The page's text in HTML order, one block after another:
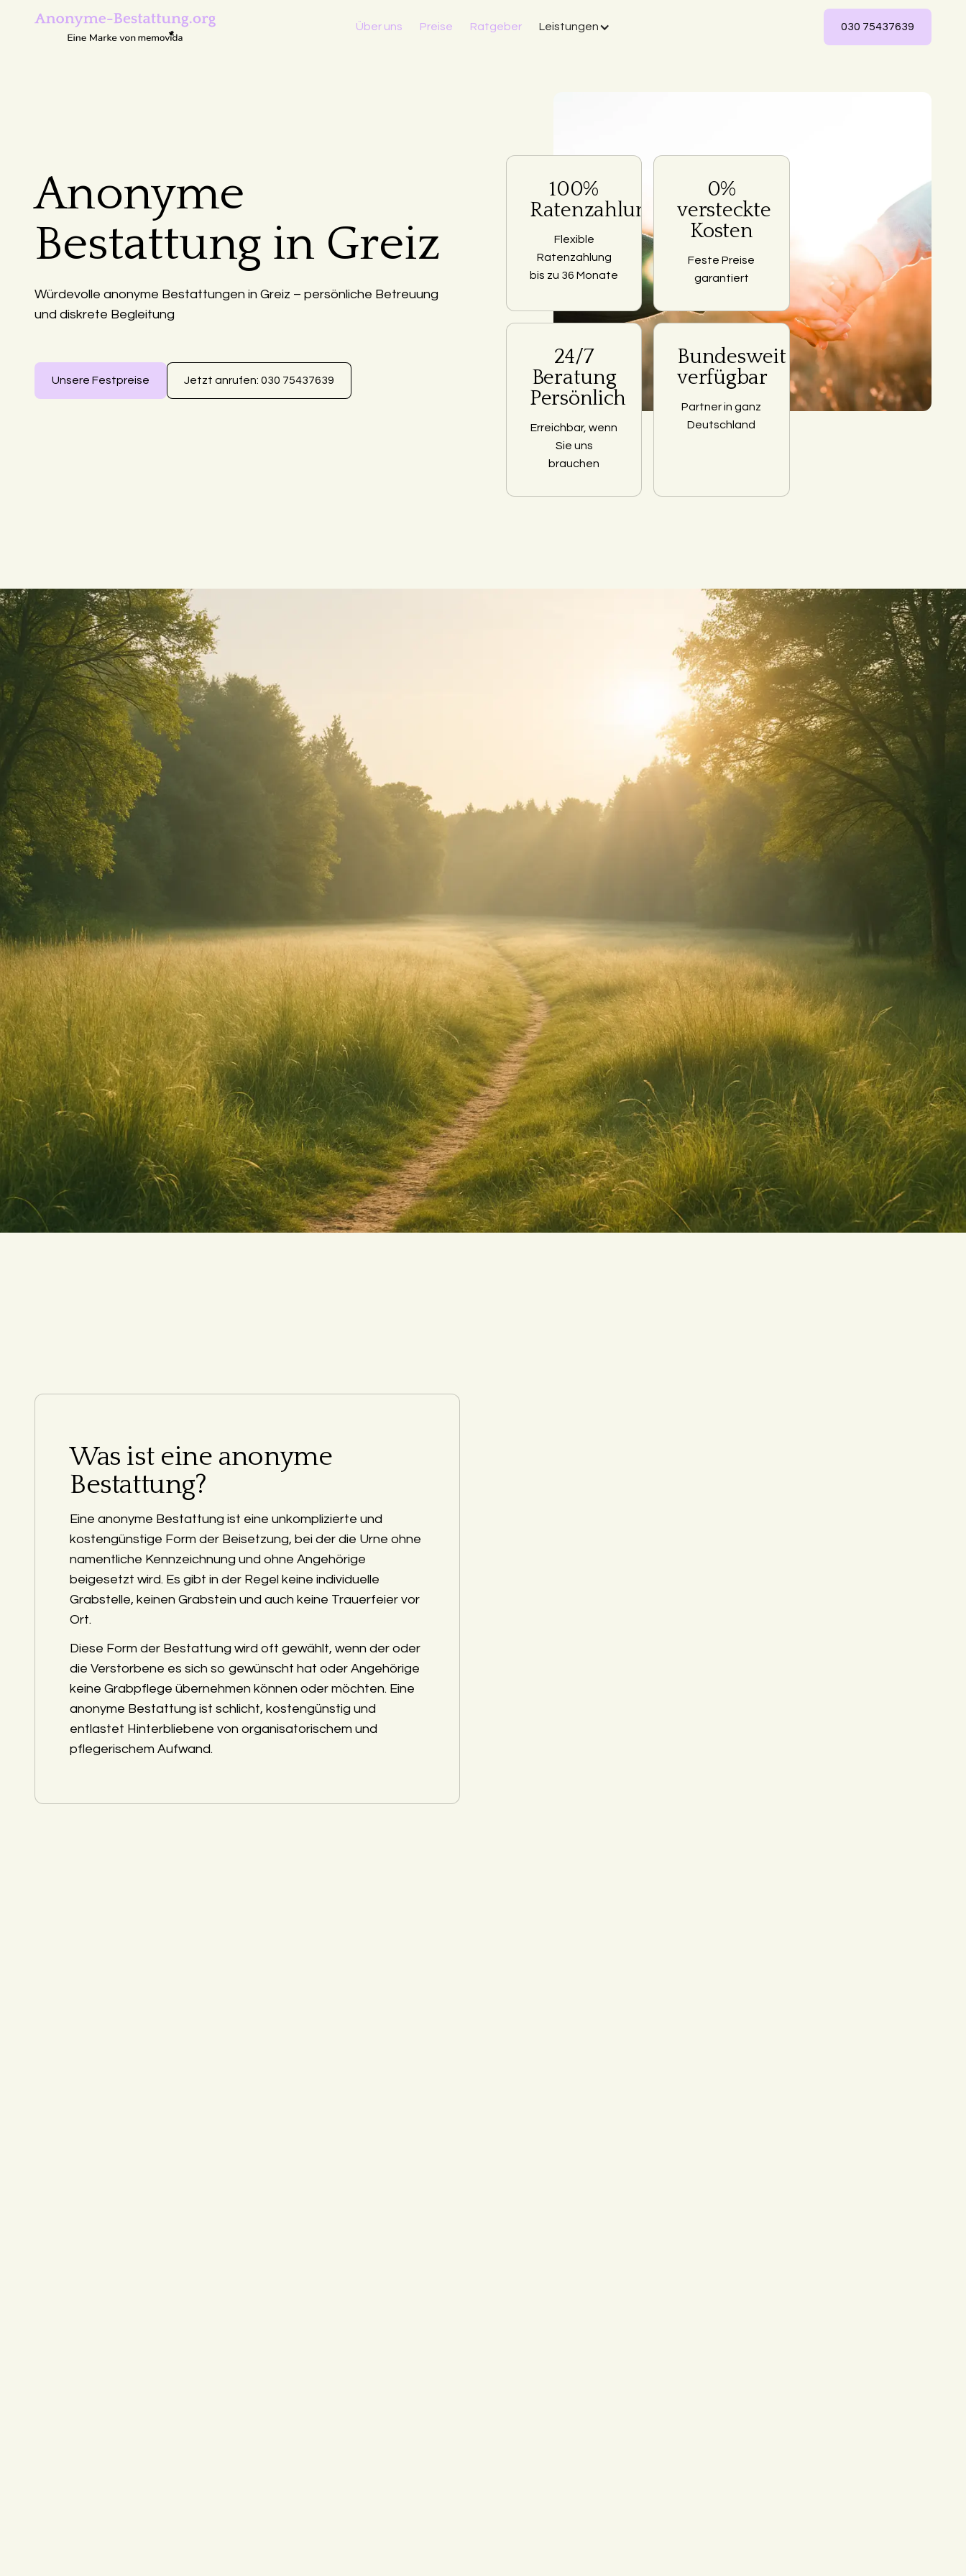
Über uns Preise Ratgeber Leistungen 030 75437639
Anonyme
Bestattung in Greiz
Würdevolle anonyme Bestattungen in Greiz – persönliche Betreuung
und diskrete Begleitung
Unsere Festpreise Jetzt anrufen: 030 75437639
100%
Ratenzahlung
Flexible
Ratenzahlung
bis zu 36 Monate
0%
versteckte
Kosten
Feste Preise
garantiert
24/7
Beratung
Persönlich
Erreichbar, wenn
Sie uns
brauchen
Bundesweit
verfügbar
Partner in ganz
Deutschland
Was ist eine anonyme
Bestattung?
Eine anonyme Bestattung ist eine unkomplizierte und
kostengünstige Form der Beisetzung, bei der die Urne ohne
namentliche Kennzeichnung und ohne Angehörige
beigesetzt wird. Es gibt in der Regel keine individuelle
Grabstelle, keinen Grabstein und auch keine Trauerfeier vor
Ort.
Diese Form der Bestattung wird oft gewählt, wenn der oder
die Verstorbene es sich so gewünscht hat oder Angehörige
keine Grabpflege übernehmen können oder möchten. Eine
anonyme Bestattung ist schlicht, kostengünstig und
entlastet Hinterbliebene von organisatorischem und
pflegerischem Aufwand.